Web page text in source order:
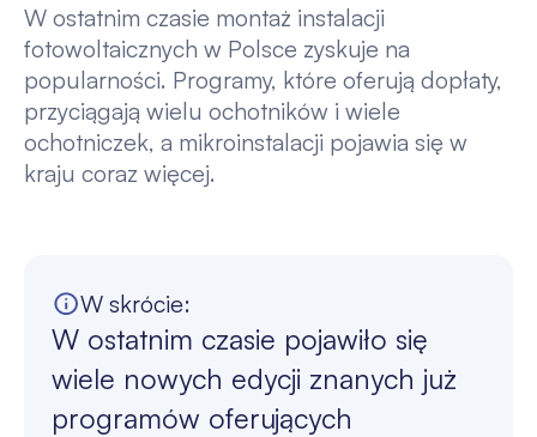
W ostatnim czasie montaż instalacji
fotowoltaicznych w Polsce zyskuje na
popularności. Programy, które oferują dopłaty,
przyciągają wielu ochotników i wiele
ochotniczek, a mikroinstalacji pojawia się w
kraju coraz więcej.
W skrócie:
W ostatnim czasie pojawiło się
wiele nowych edycji znanych już
programów oferujących